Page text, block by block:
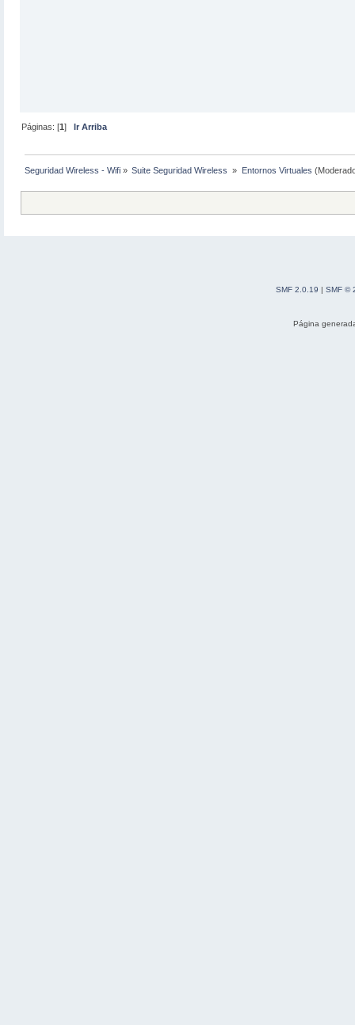
Páginas: [1] Ir Arriba
Seguridad Wireless - Wifi » Suite Seguridad Wireless » Entornos Virtuales
SMF 2.0.19 | SMF ©
Página